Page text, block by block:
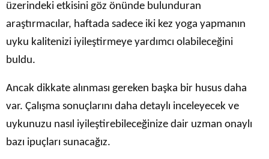
üzerindeki etkisini göz önünde bulunduran
araştırmacılar, haftada sadece iki kez yoga yapmanın
uyku kalitenizi iyileştirmeye yardımcı olabileceğini
buldu.
Ancak dikkate alınması gereken başka bir husus daha
var. Çalışma sonuçlarını daha detaylı inceleyecek ve
uykunuzu nasıl iyileştirebileceğinize dair uzman onaylı
bazı ipuçları sunacağız.